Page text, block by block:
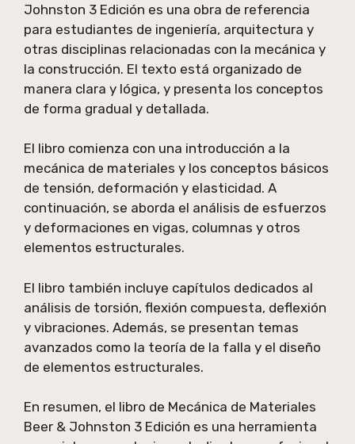
Johnston 3 Edición es una obra de referencia
para estudiantes de ingeniería, arquitectura y
otras disciplinas relacionadas con la mecánica y
la construcción. El texto está organizado de
manera clara y lógica, y presenta los conceptos
de forma gradual y detallada.
El libro comienza con una introducción a la
mecánica de materiales y los conceptos básicos
de tensión, deformación y elasticidad. A
continuación, se aborda el análisis de esfuerzos
y deformaciones en vigas, columnas y otros
elementos estructurales.
El libro también incluye capítulos dedicados al
análisis de torsión, flexión compuesta, deflexión
y vibraciones. Además, se presentan temas
avanzados como la teoría de la falla y el diseño
de elementos estructurales.
En resumen, el libro de Mecánica de Materiales
Beer & Johnston 3 Edición es una herramienta